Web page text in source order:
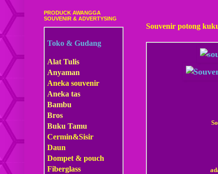
Souvenir potong
PRODUCK AWANGGA
SOUVENIR & ADVERTYSING
Toko & Gudang
Alat Tulis
Anyaman
Aneka souvenir
Aneka tas
Bambu
Bros
Buku Tamu
Cermin&Sisir
Daun
Dompet & pouch
Fiberglass